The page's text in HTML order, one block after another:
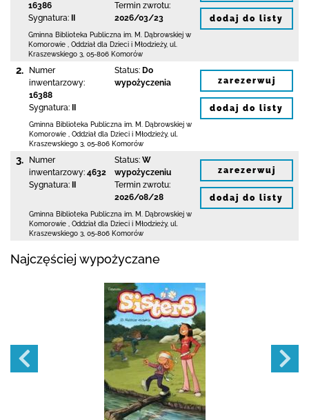
16386
Sygnatura:
Termin zwrotu:
2026/03/23
Gminna Biblioteka Publiczna im. M. Dąbrowskiej w
Komorowie
Oddział dla Dzieci i Młodzieży, ul.
Kraszewskiego 3 05-806 Komorów
dodaj do listy
2.
Numer
inwentarzowy:
16388
Sygnatura:
Status: Do
wypożyczenia
Gminna Biblioteka Publiczna im. M. Dąbrowskiej w
Komorowie
Oddział dla Dzieci i Młodzieży, ul.
Kraszewskiego 3 05-806 Komorów
zarezerwuj
dodaj do listy
3.
Numer
inwentarzowy: 4632
Sygnatura:
Status: W
wypożyczeniu
Termin zwrotu:
2026/08/28
Gminna Biblioteka Publiczna im. M. Dąbrowskiej w
Komorowie
Oddział dla Dzieci i Młodzieży, ul.
Kraszewskiego 3 05-806 Komorów
zarezerwuj
dodaj do listy
Najczęściej wypożyczane